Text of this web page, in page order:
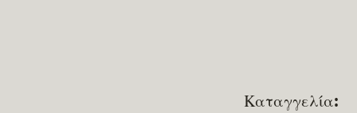
Καταγγελία: